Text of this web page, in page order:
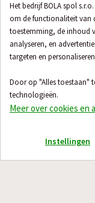
Het bedrijf BOLA spol
om de functionaliteit van
toestemming, de inhoud
analyseren, en
targeten en
Door op "Alles toestaan"
technologieën.
Meer over cookies en
Instellingen
Hulp &